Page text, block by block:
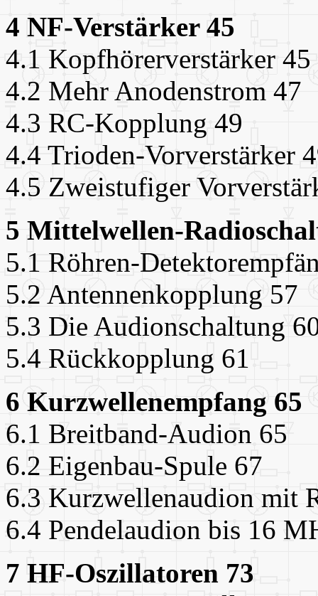
4 NF-Verstärker 45
4.1 Kopfhörerverstärker 45
4.2 Mehr Anodenstrom 47
4.3 RC-Kopplung 49
4.4 Trioden-Vorverstärker
4.5 Zweistufiger
5 Mittelwellen-
5.1 Röhren-
5.2 Antennenkopplung 57
5.3 Die Audionschaltung
5.4 Rückkopplung 61
6 Kurzwellenempfang 65
6.1 Breitband-Audion 65
6.2 Eigenbau-Spule 67
6.3 Kurzwellenaudion mit
6.4 Pendelaudion bis 16
7 HF-Oszillatoren 73